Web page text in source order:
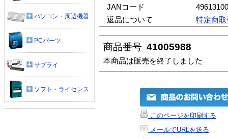
JANコード
返品について
特定商
商品番号 41005988
本商品は販売を終了しました
このページを印刷する
メールでURLを送る
パソコン・周辺機器
PCパーツ
サプライ
ソフト・ライセンス